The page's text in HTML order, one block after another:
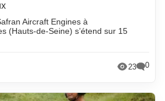
Aircraft Engines à
(Hauts-de-Seine) s’étend sur 15
23 0